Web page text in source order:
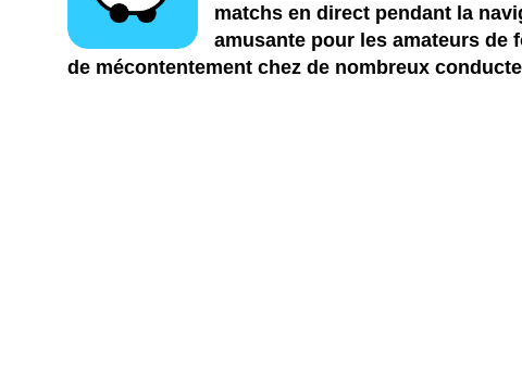
matchs en direct pendant la
amusante pour les amateurs de
de mécontentement chez de nombreux